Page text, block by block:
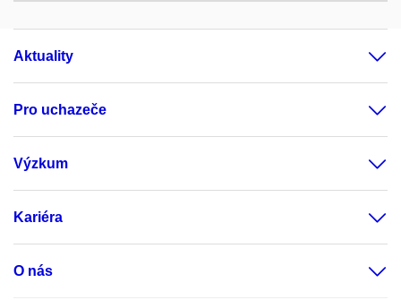
Aktuality
Pro uchazeče
Výzkum
Kariéra
O nás